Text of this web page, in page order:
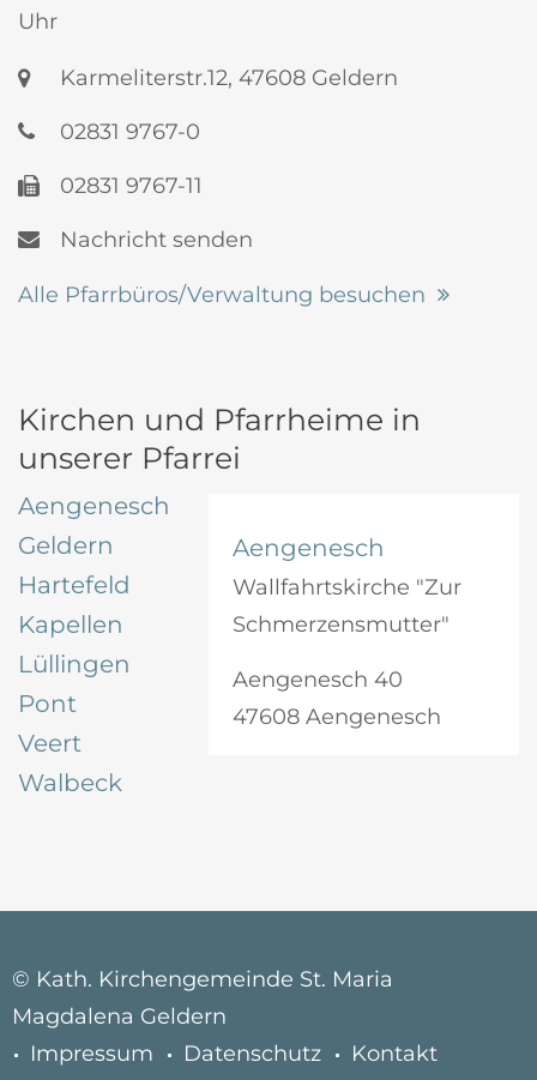
Uhr
Karmeliterstr.12, 47608 Geldern
02831 9767-0
02831 9767-11
Nachricht senden
Alle Pfarrbüros/Verwaltung besuchen
Kirchen und Pfarrheime in
unserer Pfarrei
Aengenesch
Geldern
Hartefeld
Kapellen
Lüllingen
Pont
Veert
Walbeck
Aengenesch
Wallfahrtskirche "Zur
Schmerzensmutter"
Aengenesch 40
47608 Aengenesch
© Kath. Kirchengemeinde St. Maria
Magdalena Geldern
Impressum
Datenschutz Kontakt